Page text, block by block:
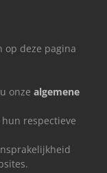
deze pagina
onze algemene
respectieve